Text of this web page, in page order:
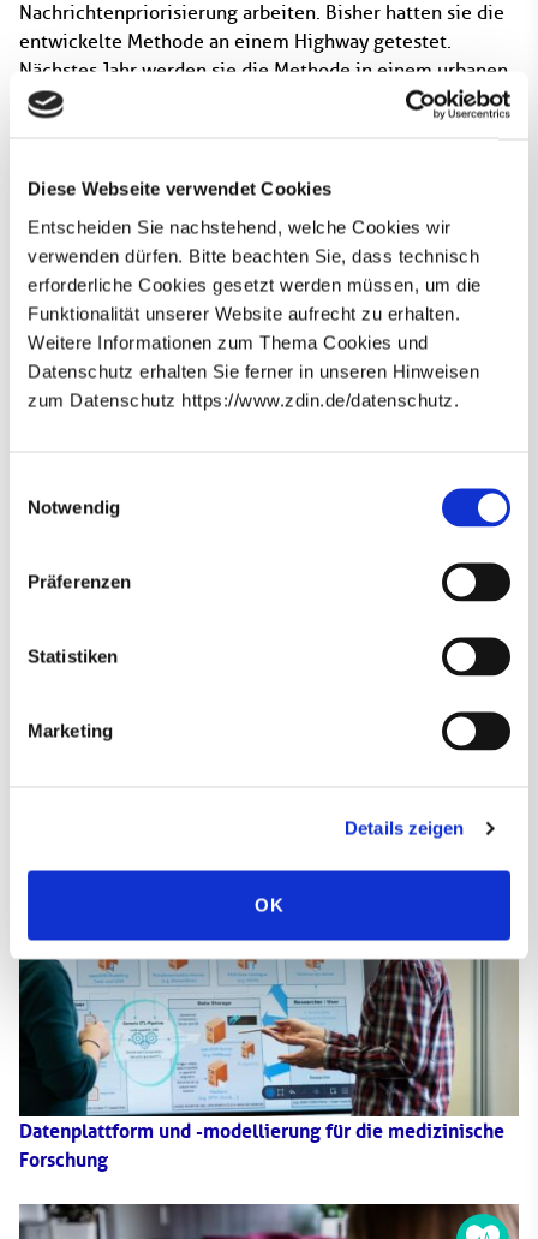
Diese Webseite verwendet Cookies
Entscheiden Sie nachstehend, welche Cookies wir
verwenden dürfen. Bitte beachten Sie, dass technisch
erforderliche Cookies gesetzt werden müssen, um die
Funktionalität unserer Website aufrecht zu erhalten.
Weitere Informationen zum Thema Cookies und
Datenschutz erhalten Sie ferner in unseren Hinweisen
zum Datenschutz https://www.zdin.de/datenschutz.
Notwendig
Präferenzen
Statistiken
Marketing
Details zeigen
OK
Nachrichtenpriorisierung arbeiten. Bisher hatten sie die
entwickelte Methode an einem Highway getestet.
Nächstes Jahr werden sie die Methode in einem urbanen
Szenario prüfen. Bezüglich der Road Side Units werden
die Wissenschaftler*innen die Regeln zur Generierung
Nachrichtenweiterleitung verbessern. Außerdem wollen
sie bewerten, wie relevant die erkannten Objekte für
andere Verkehrsteilnehmer*innen sind.
Datenplattform und -modellierung für die medizinische
Forschung
Datenschutzhinweise, die
Sie umfassend über unsere Datenverarbeitung und
* Pflichtfelder Abonnieren